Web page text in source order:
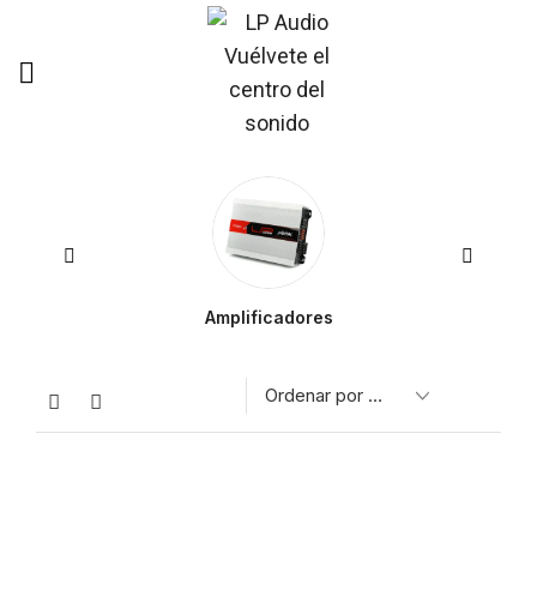
Amplificadores